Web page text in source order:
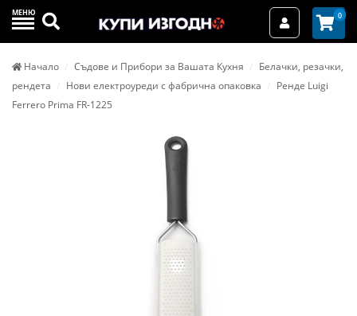
МЕНЮ Търси Вход / 0
Начало Съдове и Прибори за Вашата Кухня
Белачки, резачки,
рендета
Нови електроуреди с фабрична опаковка
Ренде Luigi
Ferrero Prima FR-1225